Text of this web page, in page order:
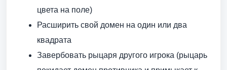
цвета на поле)
Расширить свой домен на один или два
квадрата
Завербовать рыцаря другого игрока (рыцарь